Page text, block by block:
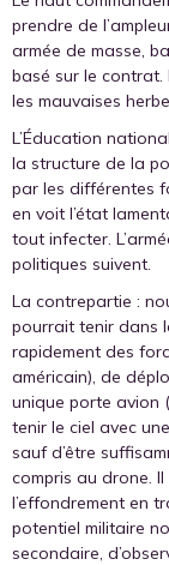
prendre de
armée de masse,
basé sur le
les mauvaises
L’Éducation
la structure de la
par les différentes
en voit l’état
tout infecter.
politiques suivent.
La contrepartie :
pourrait tenir dans
rapidement des
américain), de
unique porte avion
tenir le ciel avec
sauf d’être
compris au drone.
l’effondrement en
potentiel militaire
secondaire,